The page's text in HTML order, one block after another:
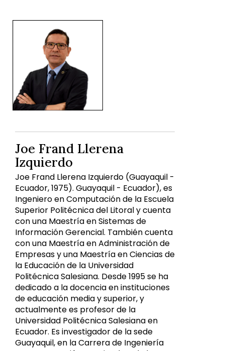
Joe Frand Llerena
Izquierdo
Joe Frand Llerena Izquierdo (Guayaquil -
Ecuador, 1975). Guayaquil - Ecuador), es
Ingeniero en Computación de la Escuela
Superior Politécnica del Litoral y cuenta
con una Maestría en Sistemas de
Información Gerencial. También cuenta
con una Maestría en Administración de
Empresas y una Maestría en Ciencias de
la Educación de la Universidad
Politécnica Salesiana. Desde 1995 se ha
dedicado a la docencia en instituciones
de educación media y superior, y
actualmente es profesor de la
Universidad Politécnica Salesiana en
Ecuador. Es investigador de la sede
Guayaquil, en la Carrera de Ingeniería